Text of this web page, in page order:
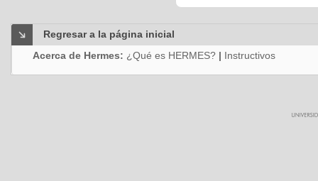
Regresar a la página inicial
Acerca de Hermes: ¿Qué es HERMES? | Instructivos